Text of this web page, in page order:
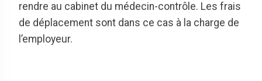
rendre au cabinet du médecin-contrôle. Les frais
de déplacement sont dans ce cas à la charge de
l’employeur.